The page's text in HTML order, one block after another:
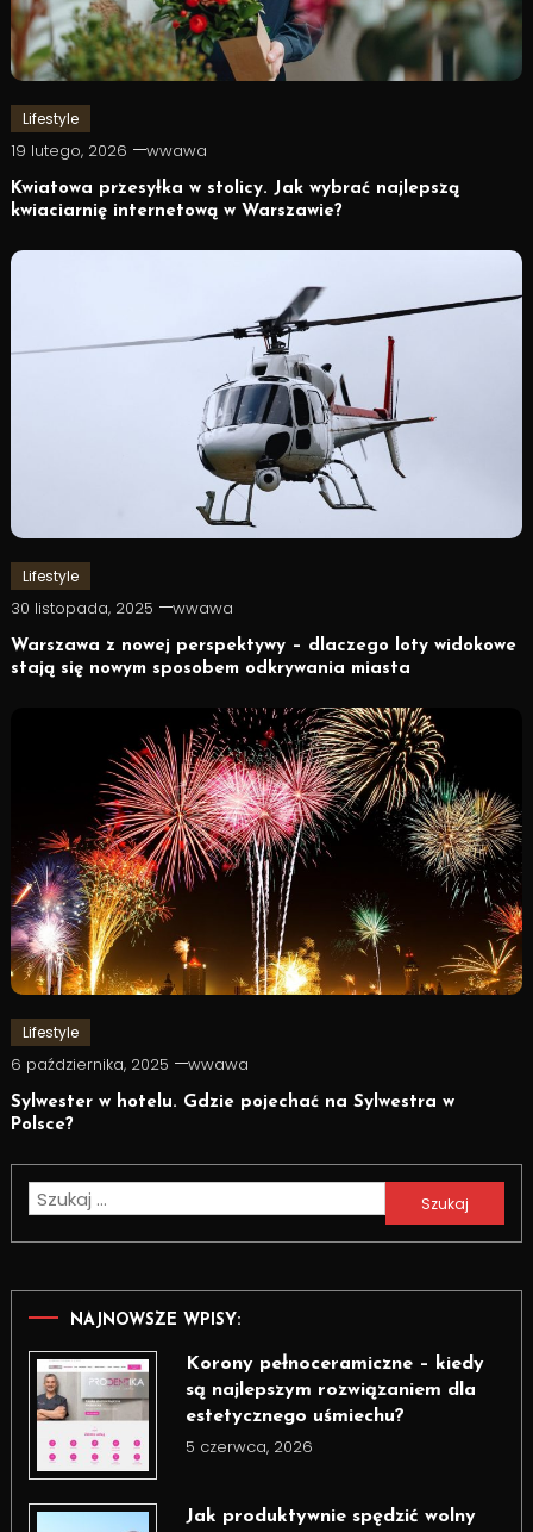
Lifestyle
19 lutego, 2026 wwawa
Kwiatowa przesyłka w stolicy. Jak wybrać najlepszą
kwiaciarnię internetową w Warszawie?
Lifestyle
30 listopada, 2025 wwawa
Warszawa z nowej perspektywy – dlaczego loty widokowe
stają się nowym sposobem odkrywania miasta
Lifestyle
6 października, 2025 wwawa
Sylwester w hotelu. Gdzie pojechać na Sylwestra w
Polsce?
Szukaj:
NAJNOWSZE WPISY:
Korony pełnoceramiczne – kiedy
są najlepszym rozwiązaniem dla
estetycznego uśmiechu?
5 czerwca, 2026
Jak produktywnie spędzić wolny